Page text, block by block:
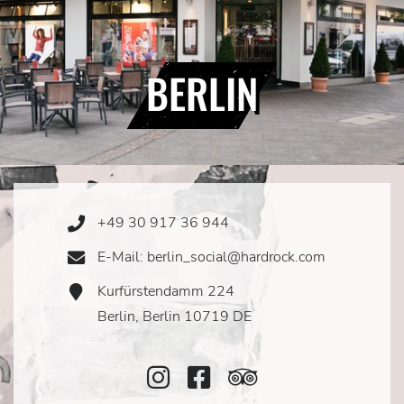
BERLIN
Phone
+49 30 917 36 944
Email
E-Mail: berlin_social@hardrock.com
Address
Icon
Kurfürstendamm 224
Berlin, Berlin 10719 DE
Instagram
FacebookTripAdvisor